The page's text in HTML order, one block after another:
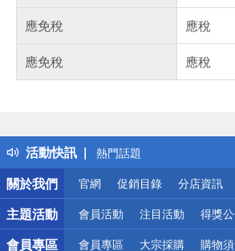
應免稅
應稅
應免稅
應稅
活動快訊
得獎公告
熱門話題
銀行優惠
偏遠地區配送
詐騙網頁！請小心！
關於我們
官網 促銷目錄 分店資訊
主題活動 會員活動 注目活動 得獎
會員專區 會員專區 大宗採購 購物